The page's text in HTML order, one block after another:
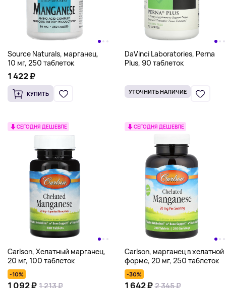
Source Naturals, марганец,
10 мг, 250 таблеток
1 422 ₽
КУПИТЬ
DaVinci Laboratories, Perna
Plus, 90 таблеток
УТОЧНИТЬ НАЛИЧИЕ
СЕГОДНЯ ДЕШЕВЛЕ
Carlson, Хелатный марганец,
20 мг, 100 таблеток
-10%
1 092 ₽ 1 213 ₽
СЕГОДНЯ ДЕШЕВЛЕ
Carlson, марганец в хелатной
форме, 20 мг, 250 таблеток
-30%
1 642 ₽ 2 345 ₽